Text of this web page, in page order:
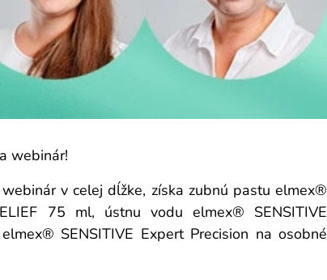
webinár!
v celej dĺžke, získa zubnú pastu elmex®
75 ml, ústnu vodu elmex® SENSITIVE
SENSITIVE Expert Precision na osobné